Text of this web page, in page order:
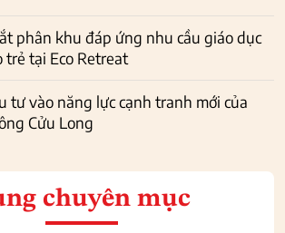
phân khu đáp ứng nhu cầu giáo dục
trẻ tại Eco Retreat
tư vào năng lực cạnh tranh mới của
Cửu Long
chuyên mục